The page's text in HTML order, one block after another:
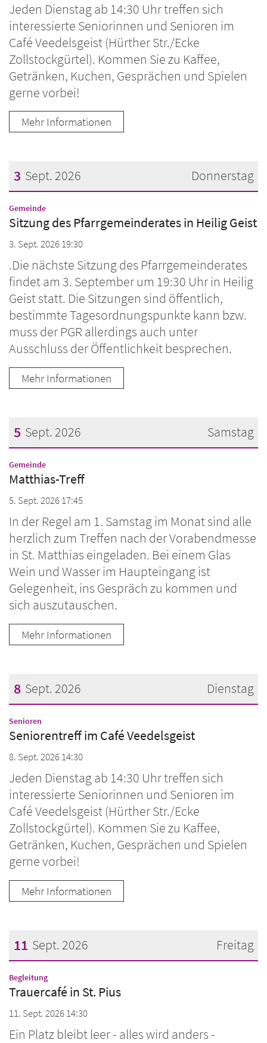
Jeden Dienstag ab 14:30 Uhr treffen sich
interessierte Seniorinnen und Senioren im
Café Veedelsgeist (Hürther Str./Ecke
Zollstockgürtel). Kommen Sie zu Kaffee,
Getränken, Kuchen, Gesprächen und Spielen
gerne vorbei!
Mehr Informationen
Donnerstag
3 Sept. 2026
Datum: 3. September 2026
Gemeinde:
Sitzung des Pfarrgemeinderates in Heilig Geist
3. Sept. 2026 19:30
.Die nächste Sitzung des Pfarrgemeinderates
findet am 3. September um 19:30 Uhr in Heilig
Geist statt. Die Sitzungen sind öffentlich,
bestimmte Tagesordnungspunkte kann bzw.
muss der PGR allerdings auch unter
Ausschluss der Öffentlichkeit besprechen.
Mehr Informationen
Samstag
5 Sept. 2026
Datum: 5. September 2026
Gemeinde:
Matthias-Treff
5. Sept. 2026 17:45
In der Regel am 1. Samstag im Monat sind alle
herzlich zum Treffen nach der Vorabendmesse
in St. Matthias eingeladen. Bei einem Glas
Wein und Wasser im Haupteingang ist
Gelegenheit, ins Gespräch zu kommen und
sich auszutauschen.
Mehr Informationen
Dienstag
8 Sept. 2026
Datum: 8. September 2026
Senioren
Seniorentreff im Café Veedelsgeist
8. Sept. 2026 14:30
Jeden Dienstag ab 14:30 Uhr treffen sich
interessierte Seniorinnen und Senioren im
Café Veedelsgeist (Hürther Str./Ecke
Zollstockgürtel). Kommen Sie zu Kaffee,
Getränken, Kuchen, Gesprächen und Spielen
gerne vorbei!
Mehr Informationen
Freitag
11 Sept. 2026
Datum: 11. September 2026
Begleitung:
Trauercafé in St. Pius
11. Sept. 2026 14:30
Ein Platz bleibt leer - alles wird anders -